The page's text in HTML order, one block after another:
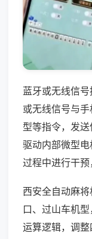
蓝牙或无线信
或无线信号与
型等指令，发
驱动内部微型
过程中进行干预
西安全自动麻
口、过山车机
运算逻辑，调